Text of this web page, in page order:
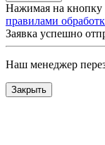
Нажимая на кнопку
правилами
Заявка успешно
Наш менеджер
Закрыть